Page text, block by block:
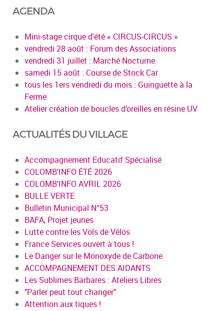
AGENDA
Mini-stage cirque d'été « CIRCUS-CIRCUS »
vendredi 28 août : Forum des Associations
vendredi 31 juillet : Marché Nocturne
samedi 15 août : Course de Stock Car
tous les 1ers vendredi du mois : Guinguette à la
Ferme
Atelier création de boucles d’oreilles en résine UV
ACTUALITÉS DU VILLAGE
Accompagnement Educatif Spécialisé
COLOMB'INFO ÉTÉ 2026
COLOMB'INFO AVRIL 2026
BULLE VERTE
Bulletin Municipal N°53
BAFA, Projet jeunes
Lutte contre les Vols de Vélos
France Services ouvert à tous !
Le Danger sur le Monoxyde de Carbone
ACCOMPAGNEMENT DES AIDANTS
Les Sublimes Barbares : Ateliers Libres
"Parler peut tout changer"
Attention aux tiques !